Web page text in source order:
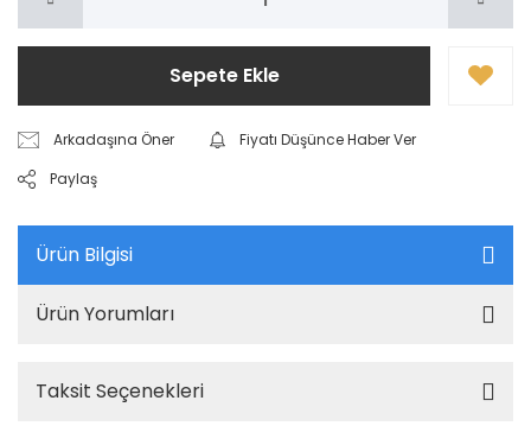
Sepete Ekle
Arkadaşına Öner
Fiyatı Düşünce Haber Ver
Paylaş
Ürün Bilgisi
Ürün Yorumları
Taksit Seçenekleri